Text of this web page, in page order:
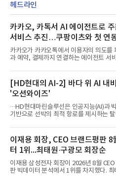
헤드라인
카카오, 카톡서 AI 에이전트로 주
서비스 추진…쿠팡이츠와 첫 연
카카오가 카카오톡에서 이용자의 의도를
과 예약, 결제까지 연결하는 에이전트 서
행 등으로 적용 범위를 넓혀 AI를 새로운
축으로 만들겠다는 구상이다.정신아 카카
일 열린 2분기 실적 발표 컨퍼런스콜에서
즈 성장 재점화의 핵심이자 주요 매출원으
을 것"이라며 이같은 AI 사업 전략을 공개
오는 이날 함께 발표한 2분기 연결 매출이
대비 9% 증가한 2조985억원, 영업이익
17% 증가하
[HD현대의 AI-2] 바다 위 AI 내
'오션와이즈'
···HD현대마린슬루선은 인공지능(AI)과
기반으로 선박의 최적 항로를 제시하는
장비 설치 없이 일고리즘 만으로 선박의
을 모니터링 및 예측하며, 연료 소비를 최
항 가이드라인을 제공한다.오션와이즈의
CI(탄소집약도지수) 실시간 관리 예측, 시
항로 추천, 선단 관리 등이다. HD현대오
실증에서는 총 13개 구간, 10만6000km
평균 5.3%의 연료 질감 효과를 입증했다.
이재용 회장, CEO 브랜드평판 8
터 1위...최태원·구광모 회장순
이재용 삼성전자 회장이 2026년 8월
판 빅데이터 분석에서 1위를 차지했다. 최